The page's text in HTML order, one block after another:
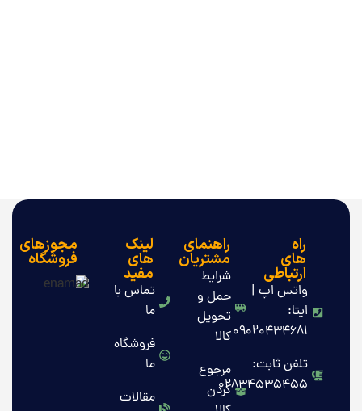
راه
های
ارتباطی
واتس اپ |
ایتا:
09020434681
تلفن ثابت:
02834535455
راهنمای
مشتریان
شرایط
حمل و
تحویل
کالا
مرجوع
کردن
لینک
های
مفید
تماس با
ما
فروشگاه
ما
مقالات
مجوزهای
فروشگاه